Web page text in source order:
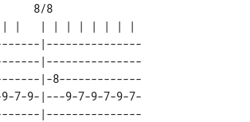
8/8
|---------------
|---------------
|-8-------------
7-9-|---9-7-9-7-9-7-
|---------------